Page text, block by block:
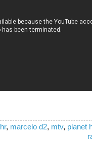
, marcelo d2, mtv, planet